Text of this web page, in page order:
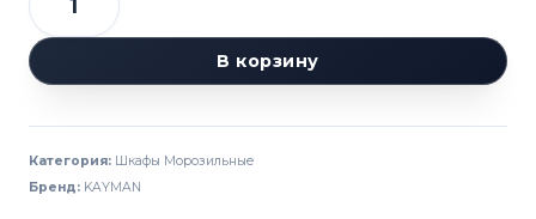
Количество
товара
Шкаф
К1500-
В корзину
Категория: Шкафы Морозильные
Бренд: KAYMAN